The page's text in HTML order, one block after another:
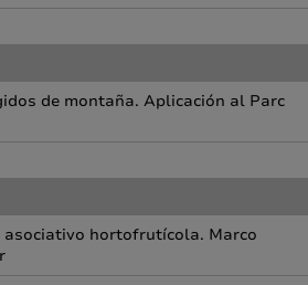
de montaña. Aplicación al Parc
hortofrutícola. Marco